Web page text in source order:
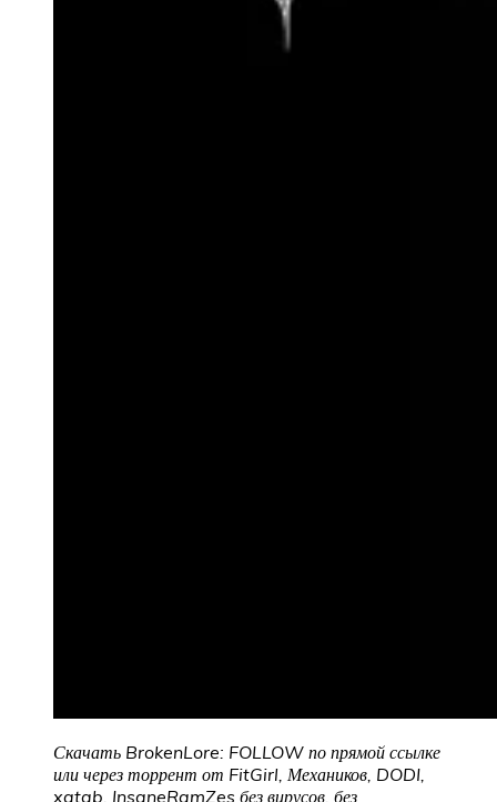
Скачать BrokenLore: FOLLOW по прямой ссылке
или через торрент от FitGirl, Механиков, DODI,
xatab, InsaneRamZes без вирусов, без